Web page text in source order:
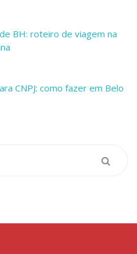
BH: roteiro de viagem na
CNPJ: como fazer em Belo